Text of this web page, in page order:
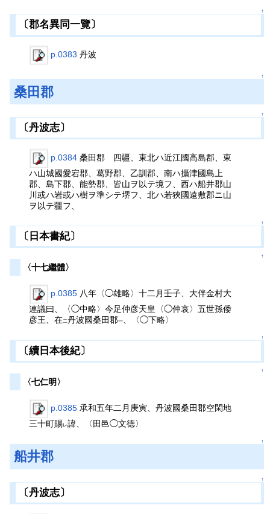
↑
〔郡名異同一覽〕
p.0383 丹波
↑
桑田郡
↑
〔丹波志〕
p.0384 桑田郡 四疆、東北ハ近江國高島郡、東
ハ山城國愛宕郡、葛野郡、乙訓郡、南ハ攝津國島上
郡、島下郡、能勢郡、皆山ヲ以テ境フ、西ハ船井郡山
川或ハ岩或ハ樹ヲ準シテ堺フ、北ハ若狹國遠敷郡ニ山
ヲ以テ疆フ、
↑
〔日本書紀〕
↑
〈十七繼體〉
p.0385 八年〈◯雄略〉十二月壬子、大伴金村大
連議曰、〈◯中略〉今足仲彦天皇〈◯仲哀〉五世孫倭
彦王、在二丹波國桑田郡一、〈◯下略〉
↑
〔續日本後紀〕
↑
〈七仁明〉
p.0385 承和五年二月庚寅、丹波國桑田郡空閑地
三十町賜レ諱、〈田邑◯文徳〉
↑
船井郡
↑
〔丹波志〕